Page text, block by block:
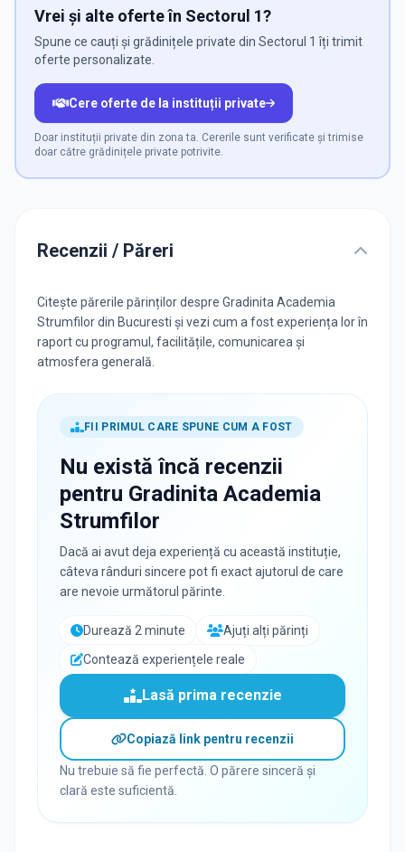
Vrei și alte oferte în Sectorul 1?
Spune ce cauți și grădinițele private din Sectorul 1 îți trimit
oferte personalizate.
Cere oferte de la instituții private
Doar instituții private din zona ta. Cererile sunt verificate și trimise
doar către grădinițele private potrivite.
Recenzii / Păreri
Citește părerile părinților despre Gradinita Academia
Strumfilor din Bucuresti și vezi cum a fost experiența lor în
raport cu programul, facilitățile, comunicarea și
atmosfera generală.
FII PRIMUL CARE SPUNE CUM A FOST
Nu există încă recenzii
pentru Gradinita Academia
Strumfilor
Dacă ai avut deja experiență cu această instituție,
câteva rânduri sincere pot fi exact ajutorul de care
are nevoie următorul părinte.
Durează 2 minute
Ajuți alți părinți
Contează experiențele reale
Lasă prima recenzie
Copiază link pentru recenzii
Nu trebuie să fie perfectă. O părere sinceră și
clară este suficientă.